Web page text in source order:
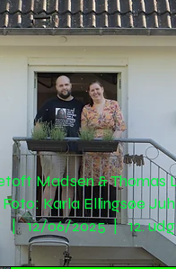
Madsen & Thomas
Foto: Karla Ellingsøe
| 12/06/2025 | 12.